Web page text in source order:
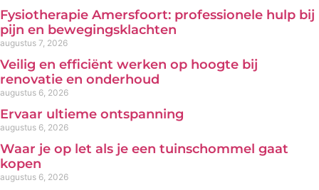
Fysiotherapie Amersfoort: professionele hulp bij
pijn en bewegingsklachten
augustus 7, 2026
Veilig en efficiënt werken op hoogte bij
renovatie en onderhoud
augustus 6, 2026
Ervaar ultieme ontspanning
augustus 6, 2026
Waar je op let als je een tuinschommel gaat
kopen
augustus 6, 2026